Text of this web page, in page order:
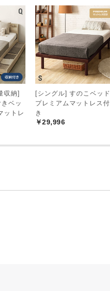
収納]
ベッ
ットレ
[シングル] すのこベッド
プレミアムマットレス付
き
￥29,996